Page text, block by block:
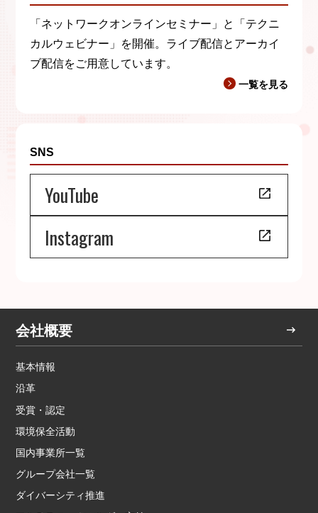
「ネットワークオンラインセミナー」と「テクニ
カルウェビナー」を開催。ライブ配信とアーカイ
ブ配信をご用意しています。
一覧を見る
SNS
YouTube
Instagram
会社概要
基本情報
沿革
受賞・認定
環境保全活動
国内事業所一覧
グループ会社一覧
ダイバーシティ推進